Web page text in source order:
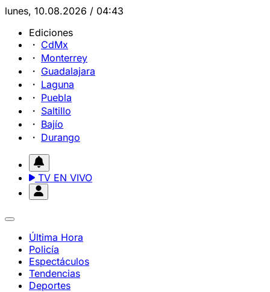
lunes, 10.08.2026 / 04:43
Ediciones
CdMx
Monterrey
Guadalajara
Laguna
Puebla
Saltillo
Bajío
Durango
TV EN VIVO
Última Hora
Policía
Espectáculos
Tendencias
Deportes